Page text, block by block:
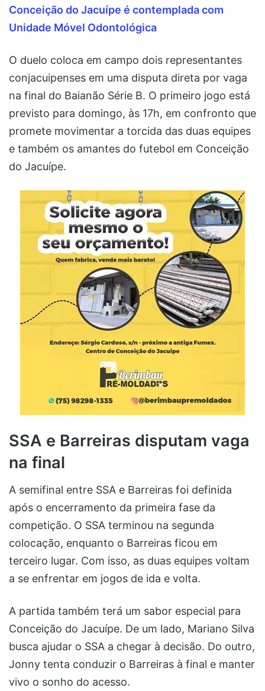
Conceição do Jacuípe é contemplada com
Unidade Móvel Odontológica
O duelo coloca em campo dois representantes
conjacuipenses em uma disputa direta por vaga
na final do Baianão Série B. O primeiro jogo está
previsto para domingo, às 17h, em confronto que
promete movimentar a torcida das duas equipes
e também os amantes do futebol em Conceição
do Jacuípe.
SSA e Barreiras disputam vaga
na final
A semifinal entre SSA e Barreiras foi definida
após o encerramento da primeira fase da
competição. O SSA terminou na segunda
colocação, enquanto o Barreiras ficou em
terceiro lugar. Com isso, as duas equipes voltam
a se enfrentar em jogos de ida e volta.
A partida também terá um sabor especial para
Conceição do Jacuípe. De um lado, Mariano Silva
busca ajudar o SSA a chegar à decisão. Do outro,
Jonny tenta conduzir o Barreiras à final e manter
vivo o sonho do acesso.